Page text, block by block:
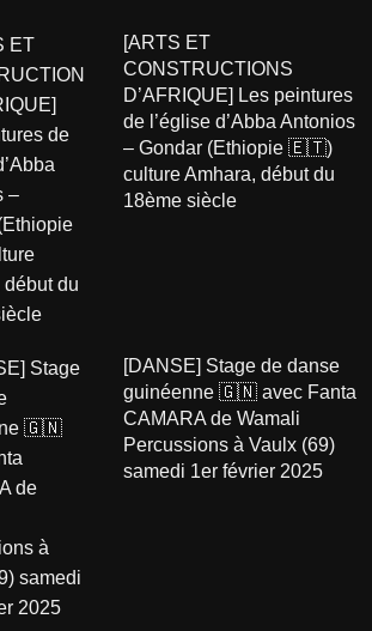
[ARTS ET
CONSTRUCTIONS
D’AFRIQUE] Les peintures
de l’église d’Abba Antonios
– Gondar (Ethiopie 🇪🇹)
culture Amhara, début du
18ème siècle
[DANSE] Stage de danse
guinéenne 🇬🇳 avec Fanta
CAMARA de Wamali
Percussions à Vaulx (69)
samedi 1er février 2025